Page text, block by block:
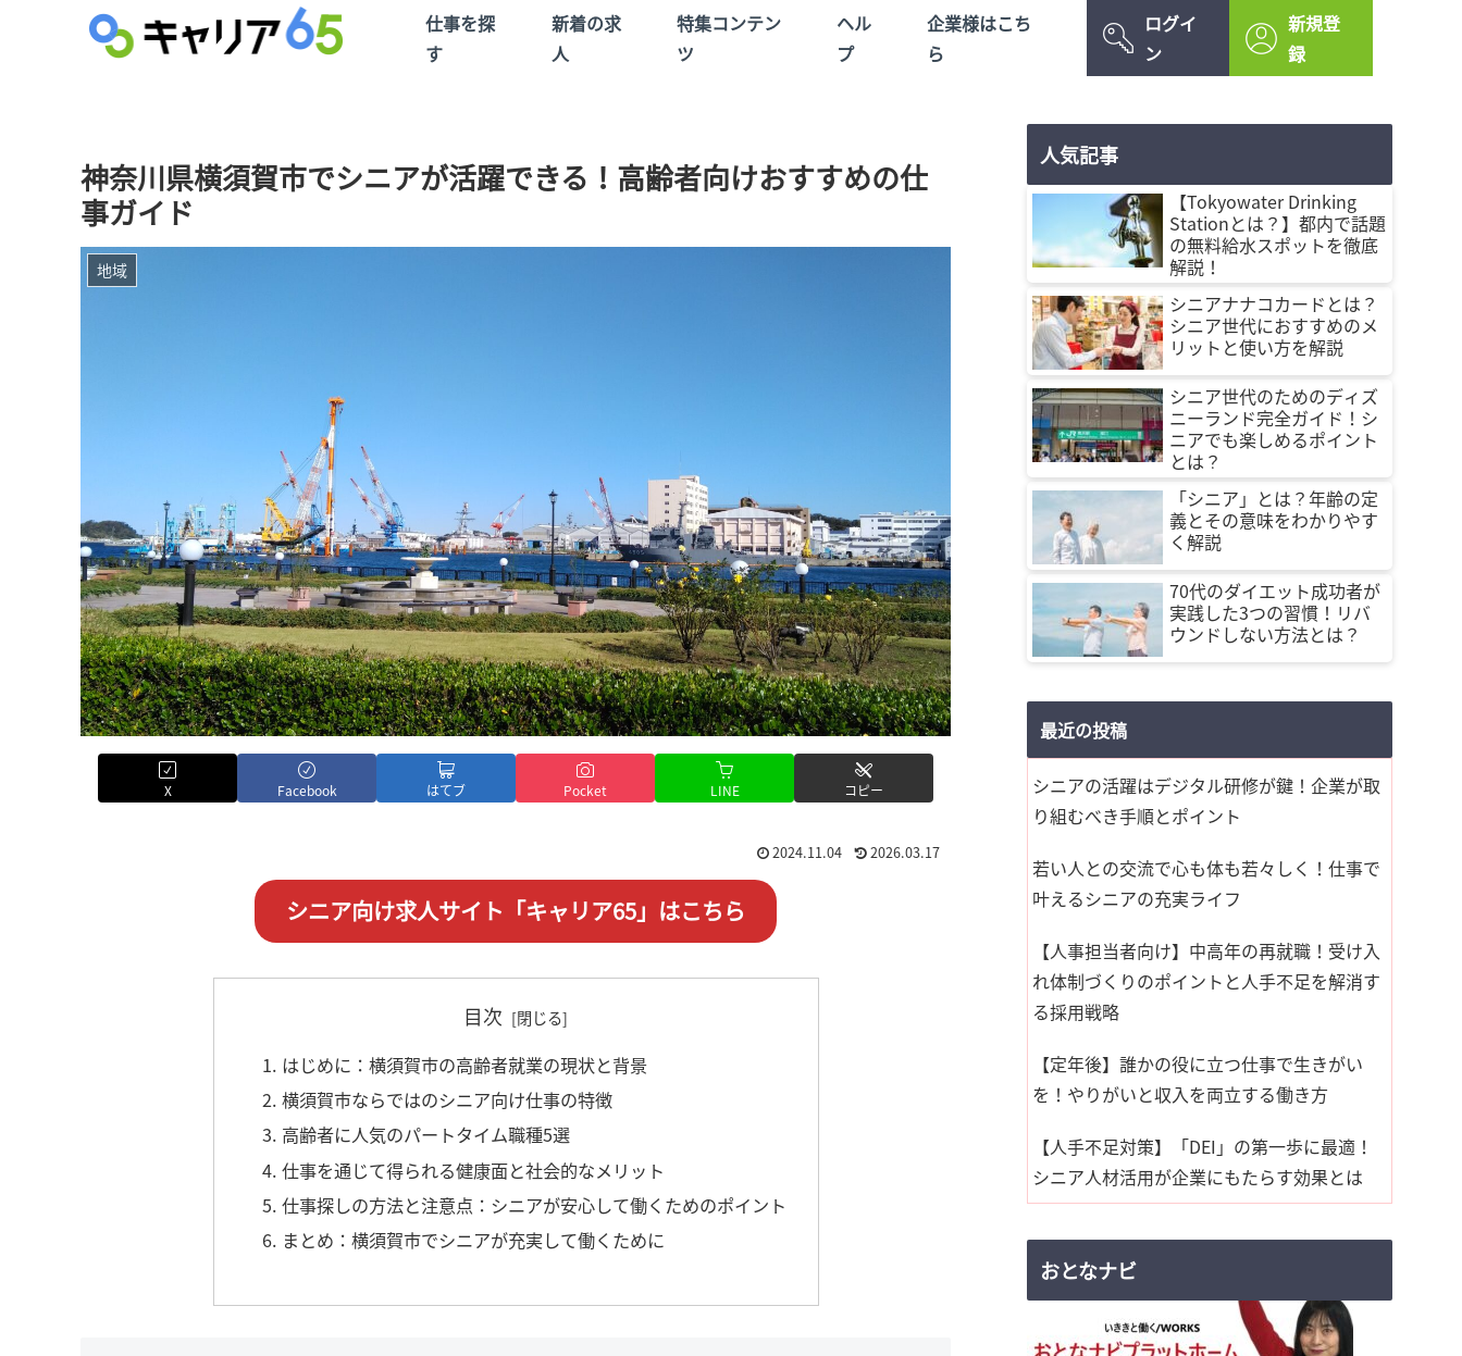
仕事を探
す
新着の求
人
特集コンテン
ツ
ヘル
プ
企業様はこち
ら
ログイ
ン
新規登
録
神奈川県横須賀市でシニアが活躍できる！高齢者向けおすすめの仕
事ガイド
地域
X Facebook はてブ Pocket LINE コピー
2024.11.04 2026.03.17
シニア向け求人サイト「キャリア65」はこちら
目次
1. はじめに：横須賀市の高齢者就業の現状と背景
2. 横須賀市ならではのシニア向け仕事の特徴
3. 高齢者に人気のパートタイム職種5選
4. 仕事を通じて得られる健康面と社会的なメリット
5. 仕事探しの方法と注意点：シニアが安心して働くためのポイント
6. まとめ：横須賀市でシニアが充実して働くために
人気記事
【Tokyowater Drinking
Stationとは？】都内で話題
の無料給水スポットを徹底
解説！
シニアナナコカードとは？
シニア世代におすすめのメ
リットと使い方を解説
シニア世代のためのディズ
ニーランド完全ガイド！シ
ニアでも楽しめるポイント
とは？
「シニア」とは？年齢の定
義とその意味をわかりやす
く解説
70代のダイエット成功者が
実践した3つの習慣！リバ
ウンドしない方法とは？
最近の投稿
シニアの活躍はデジタル研修が鍵！企業が取
り組むべき手順とポイント
若い人との交流で心も体も若々しく！仕事で
叶えるシニアの充実ライフ
【人事担当者向け】中高年の再就職！受け入
れ体制づくりのポイントと人手不足を解消す
る採用戦略
【定年後】誰かの役に立つ仕事で生きがい
を！やりがいと収入を両立する働き方
【人手不足対策】「DEI」の第一歩に最適！
シニア人材活用が企業にもたらす効果とは
おとなナビ